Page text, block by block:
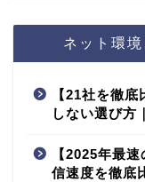
ネット環
【21社を徹
しない選び方
【2025年最
信速度を徹底